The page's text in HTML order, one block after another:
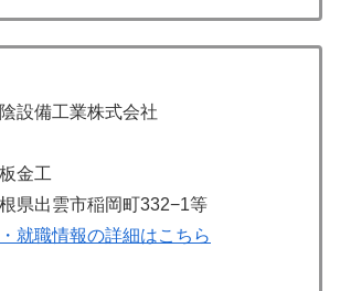
設備工業株式会社
金工
根県出雲市稲岡町332−1等
就職情報の詳細はこちら